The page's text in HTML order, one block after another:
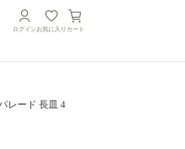
ログインお気に入り カート
レード 長皿 4